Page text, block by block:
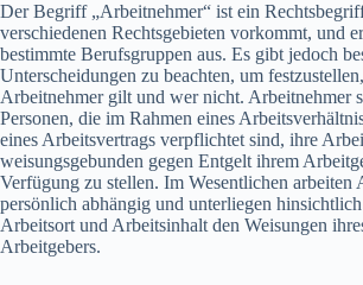
Der Begriff „Arbeitnehmer“ ist ein
verschiedenen Rechtsgebieten vorkommt, und
bestimmte Berufsgruppen aus. Es gibt jedoch
Unterscheidungen zu beachten, um
Arbeitnehmer gilt und wer nicht. Arbeitnehmer
Personen, die im Rahmen eines
eines Arbeitsvertrags verpflichtet sind, ihre
weisungsgebunden gegen Entgelt ihrem
Verfügung zu stellen. Im Wesentlichen arbeiten
persönlich abhängig und unterliegen
Arbeitsort und Arbeitsinhalt den Weisungen
Arbeitgebers.